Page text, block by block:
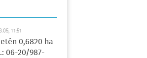
11:51
0,6820 ha
06-20/987-